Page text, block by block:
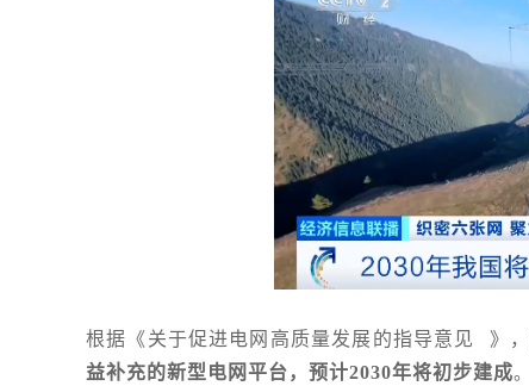
根据《 关于促进电网高质量发展的指导意见 》，
益补充的新型电网平台，预计2030年将初步建成。